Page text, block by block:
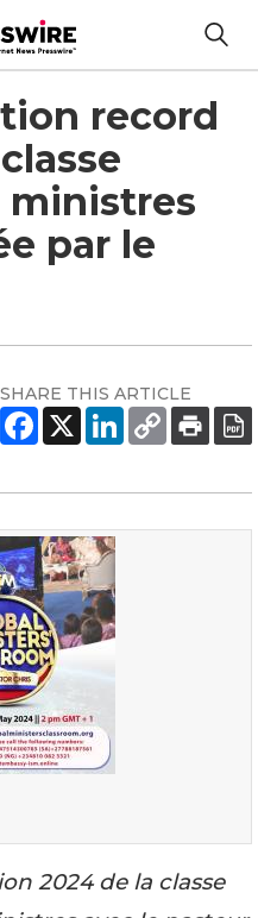
record
ministres
par le
SHARE THIS ARTICLE
2024 de la classe